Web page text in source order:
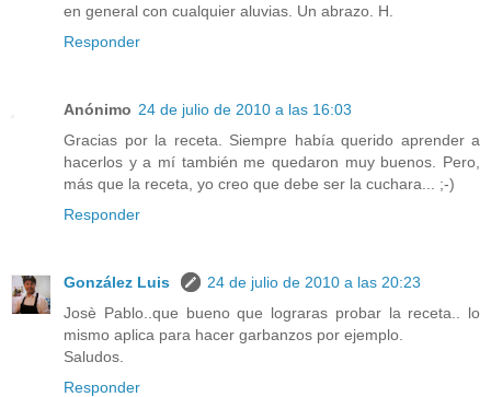
en general con cualquier aluvias. Un abrazo. H.
Responder
Anónimo 24 de julio de 2010 a las 16:03
Gracias por la receta. Siempre había querido aprender a
hacerlos y a mí también me quedaron muy buenos. Pero,
más que la receta, yo creo que debe ser la cuchara... ;-)
Responder
González Luis
24 de julio de 2010 a las 20:23
Josè Pablo..que bueno que lograras probar la receta.. lo
mismo aplica para hacer garbanzos por ejemplo.
Saludos.
Responder